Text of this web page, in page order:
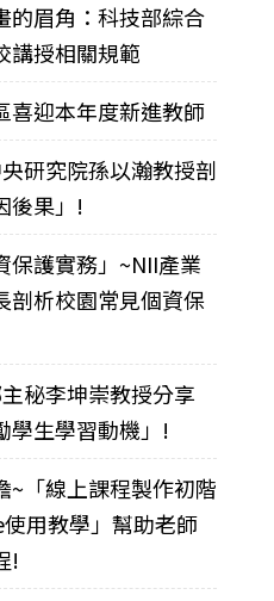
的眉角：科技部綜合
講授相關規範
喜迎本年度新進教師
研究院孫以瀚教授剖
後果」!
保護實務」~NII產業
剖析校園常見個資保
秘李坤崇教授分享
學生學習動機」!
~「線上課程製作初階
用教學」幫助老師
!